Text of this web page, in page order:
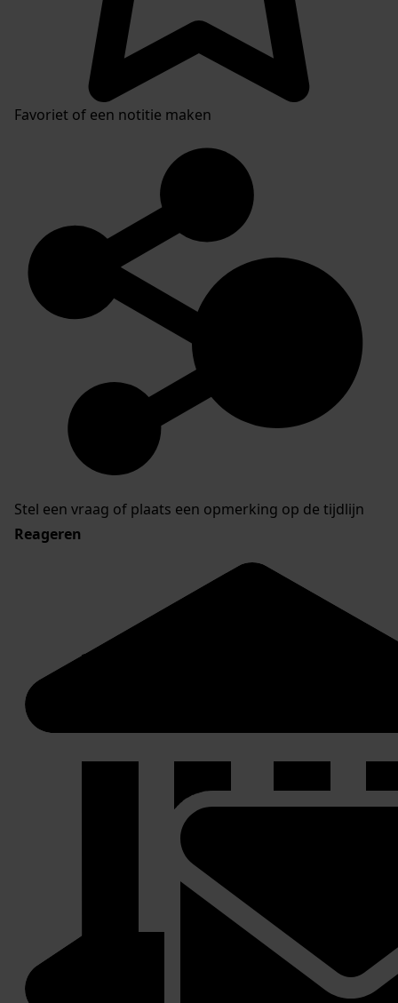
Favoriet of een notitie maken
Stel een vraag of plaats een opmerking op de tijdlijn
Reageren